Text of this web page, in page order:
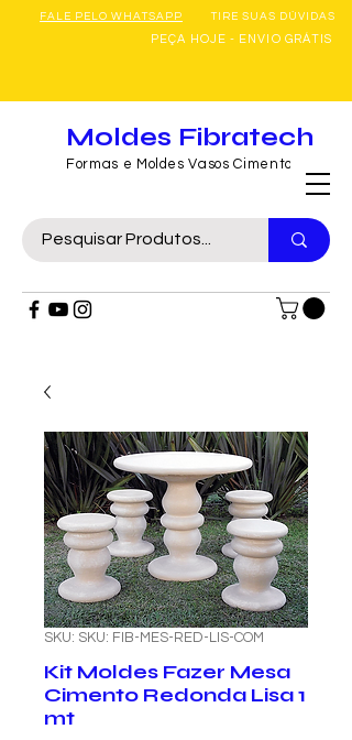
FALE PELO WHATSAPP TIRE SUAS DÚVIDAS
PEÇA HOJE - ENVIO GRÁTIS
Formas e Moldes Vasos Cimento
Moldes Fibratech
SKU: SKU: FIB-MES-RED-LIS-COM
Kit Moldes Fazer Mesa
Cimento Redonda Lisa 1
mt